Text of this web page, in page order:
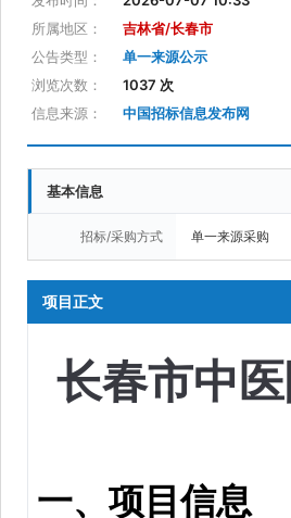
所属地区：
吉林省/长春市
公告类型：
单一来源公示
浏览次数：
1037 次
信息来源：
中国招标信息发布网
基本信息
招标/采购方式 单一来源采购
项目正文